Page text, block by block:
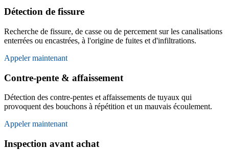
Détection de fissure
Recherche de fissure, de casse ou de percement sur les canalisations
enterrées ou encastrées, à l'origine de fuites et d'infiltrations.
Appeler maintenant
Contre-pente & affaissement
Détection des contre-pentes et affaissements de tuyaux qui
provoquent des bouchons à répétition et un mauvais écoulement.
Appeler maintenant
Inspection avant achat